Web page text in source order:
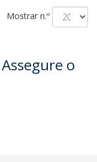
Mostrar n.º
o